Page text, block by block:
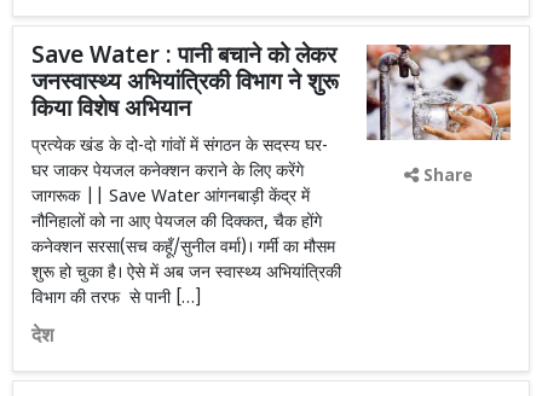
Save Water : पानी बचाने को लेकर
जनस्वास्थ्य अभियांत्रिकी विभाग ने शुरू
किया विशेष अभियान
प्रत्येक खंड के दो-दो गांवों में संगठन के सदस्य घर-
घर जाकर पेयजल कनेक्शन कराने के लिए करेंगे
जागरूक || Save Water आंगनबाड़ी केंद्र में
नौनिहालों को ना आए पेयजल की दिक्कत, चैक होंगे
कनेक्शन सरसा(सच कहूँ/सुनील वर्मा)। गर्मी का मौसम
शुरू हो चुका है। ऐसे में अब जन स्वास्थ्य अभियांत्रिकी
विभाग की तरफ से पानी […]
देश
Share